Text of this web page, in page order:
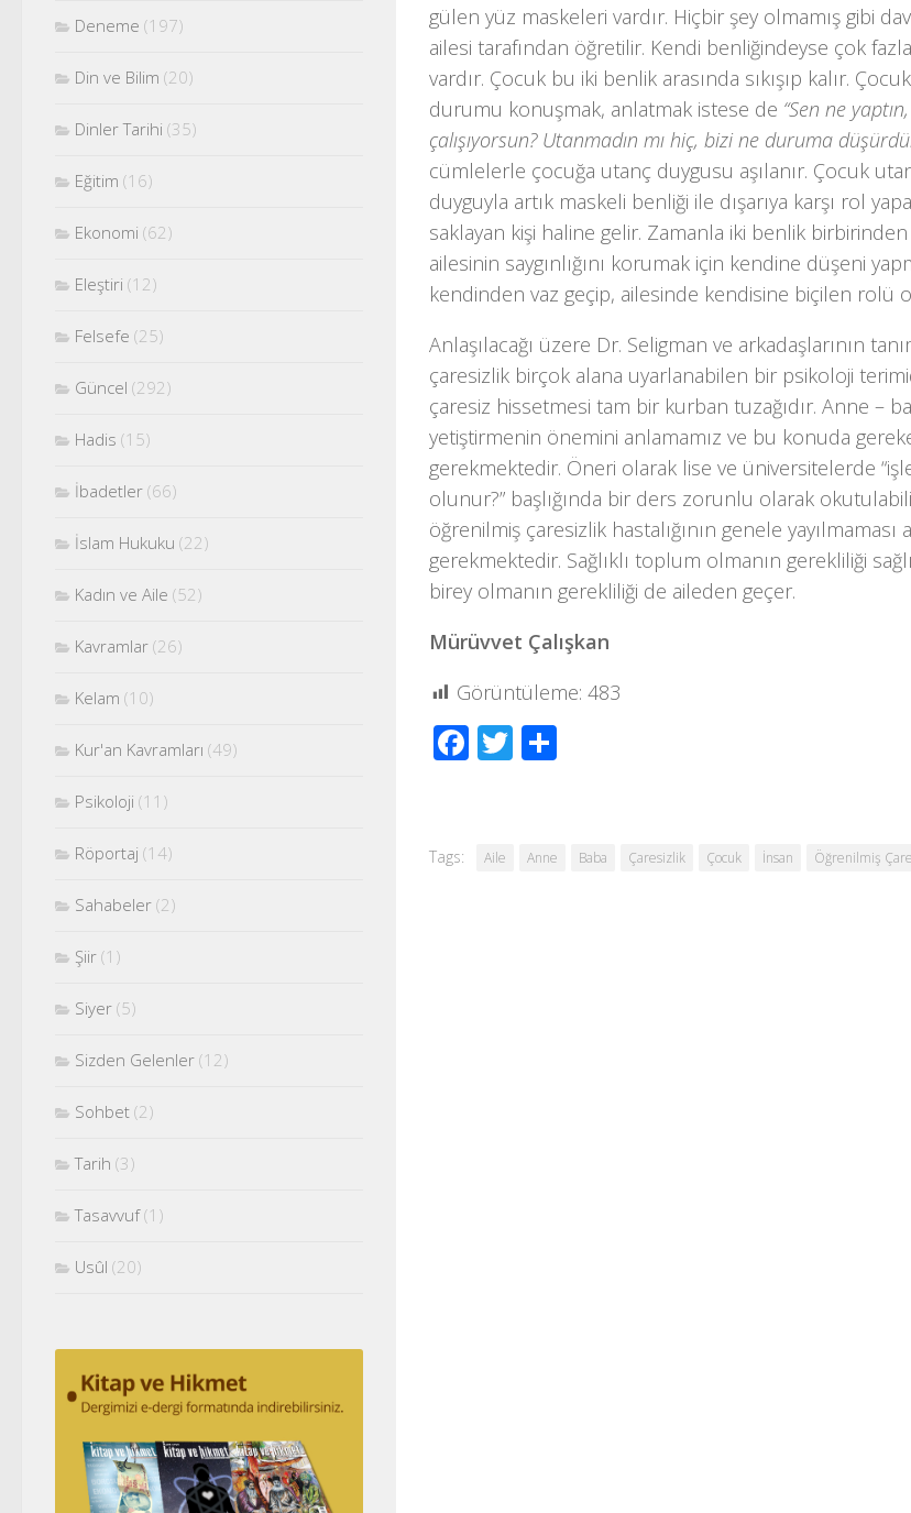
gülen yüz maskeleri vardır. Hiçbir şey olmamış gibi
ailesi tarafından öğretilir. Kendi benliğindeyse çok
vardır. Çocuk bu iki benlik arasında sıkışıp kalır.
durumu konuşmak, anlatmak istese de “Sen ne
çalışıyorsun? Utanmadın mı hiç, bizi ne duruma
cümlelerle çocuğa utanç duygusu aşılanır. Çocuk
duyguyla artık maskeli benliği ile dışarıya karşı rol
saklayan kişi haline gelir. Zamanla iki benlik
ailesinin saygınlığını korumak için kendine düşeni
kendinden vaz geçip, ailesinde kendisine biçilen rolü
Anlaşılacağı üzere Dr. Seligman ve arkadaşlarının
çaresizlik birçok alana uyarlanabilen bir psikoloji
çaresiz hissetmesi tam bir kurban tuzağıdır. Anne –
yetiştirmenin önemini anlamamız ve bu konuda
gerekmektedir. Öneri olarak lise ve üniversitelerde
olunur?” başlığında bir ders zorunlu olarak
öğrenilmiş çaresizlik hastalığının genele
gerekmektedir. Sağlıklı toplum olmanın gerekliliği
birey olmanın gerekliliği de aileden geçer.
Mürüvvet Çalışkan
Görüntüleme: 483
Facebook
Twitter
Tags: Aile Anne Baba Çaresizlik Çocuk İnsan Öğrenilmiş
Deneme (197)
Din ve Bilim (20)
Dinler Tarihi (35)
Eğitim (16)
Ekonomi (62)
Eleştiri (12)
Felsefe (25)
Güncel (292)
Hadis (15)
İbadetler (66)
İslam Hukuku (22)
Kadın ve Aile (52)
Kavramlar (26)
Kelam (10)
Kur'an Kavramları (49)
Psikoloji (11)
Röportaj (14)
Sahabeler (2)
Şiir (1)
Siyer (5)
Sizden Gelenler (12)
Sohbet (2)
Tarih (3)
Tasavvuf(1)
Usûl (20)